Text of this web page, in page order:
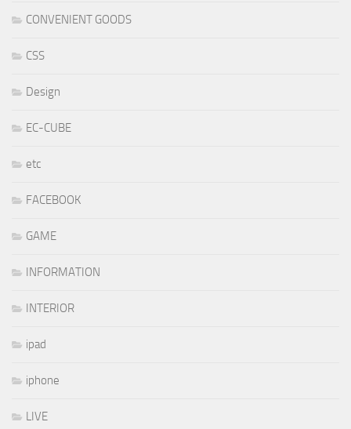
CONVENIENT GOODS
CSS
Design
EC-CUBE
etc
FACEBOOK
GAME
INFORMATION
INTERIOR
ipad
iphone
LIVE